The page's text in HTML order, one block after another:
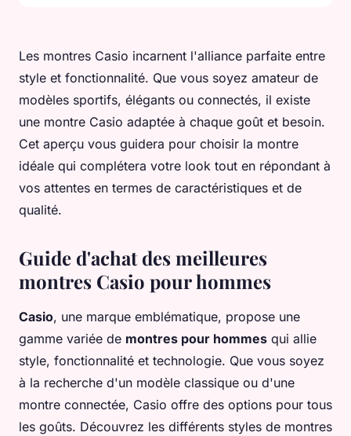
Les montres Casio incarnent l'alliance parfaite entre
style et fonctionnalité. Que vous soyez amateur de
modèles sportifs, élégants ou connectés, il existe
une montre Casio adaptée à chaque goût et besoin.
Cet aperçu vous guidera pour choisir la montre
idéale qui complétera votre look tout en répondant à
vos attentes en termes de caractéristiques et de
qualité.
Guide d'achat des meilleures
montres Casio pour hommes
Casio, une marque emblématique, propose une
gamme variée de montres pour hommes qui allie
style, fonctionnalité et technologie. Que vous soyez
à la recherche d'un modèle classique ou d'une
montre connectée, Casio offre des options pour tous
les goûts. Découvrez les différents styles de montres